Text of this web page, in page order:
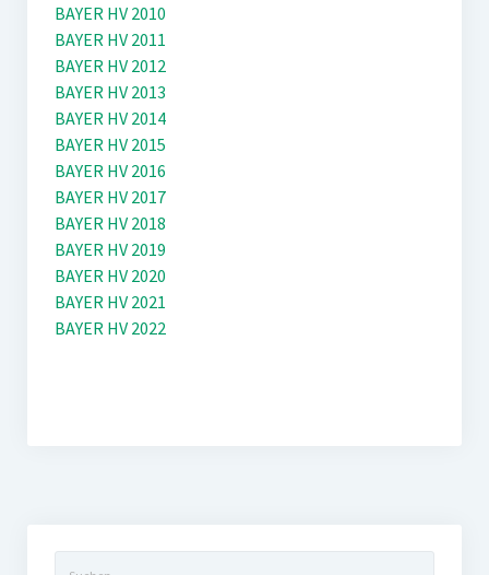
BAYER HV 2010
BAYER HV 2011
BAYER HV 2012
BAYER HV 2013
BAYER HV 2014
BAYER HV 2015
BAYER HV 2016
BAYER HV 2017
BAYER HV 2018
BAYER HV 2019
BAYER HV 2020
BAYER HV 2021
BAYER HV 2022